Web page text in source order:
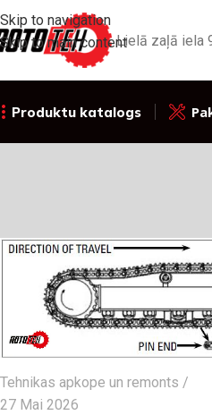
Skip to navigation
Skip to main contentLielā zaļā iela
Produktu katalogs
Tehnikas apkope un remonts
27 Mai 2026